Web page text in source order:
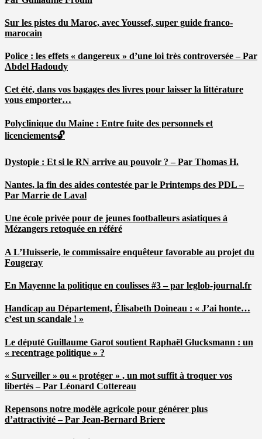
Sur les pistes du Maroc, avec Youssef, super guide franco-
marocain
Police : les effets « dangereux » d’une loi très controversée – Par
Abdel Hadoudy
Cet été, dans vos bagages des livres pour laisser la littérature
vous emporter…
Polyclinique du Maine : Entre fuite des personnels et
licenciements🔓
Dystopie : Et si le RN arrive au pouvoir ? – Par Thomas H.
Nantes, la fin des aides contestée par le Printemps des PDL –
Par Marrie de Laval
Une école privée pour de jeunes footballeurs asiatiques à
Mézangers retoquée en référé
A L’Huisserie, le commissaire enquêteur favorable au projet du
Fougeray
En Mayenne la politique en coulisses #3 – par leglob-journal.fr
Handicap au Département, Élisabeth Doineau : « J’ai honte…
c’est un scandale ! »
Le député Guillaume Garot soutient Raphaël Glucksmann : un
« recentrage politique » ?
« Surveiller » ou « protéger » , un mot suffit à troquer vos
libertés – Par Léonard Cottereau
Repensons notre modèle agricole pour générer plus
d’attractivité – Par Jean-Bernard Briere